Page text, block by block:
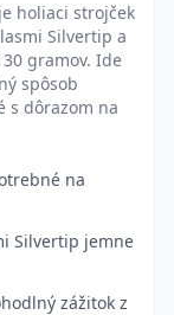
holiaci strojček
Silvertip a
gramov. Ide
spôsob
s dôrazom na
na
Silvertip jemne
zážitok z